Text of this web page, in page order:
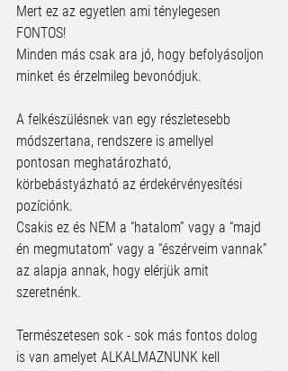
Mert ez az egyetlen ami ténylegesen
FONTOS!
Minden más csak ara jó, hogy befolyásoljon
minket és érzelmileg bevonódjuk.
A felkészülésnek van egy részletesebb
módszertana, rendszere is amellyel
pontosan meghatározható,
körbebástyázható az érdekérvényesítési
pozíciónk.
Csakis ez és NEM a “hatalom” vagy a “majd
én megmutatom” vagy a “észérveim vannak”
az alapja annak, hogy elérjük amit
szeretnénk.
Természetesen sok - sok más fontos dolog
is van amelyet ALKALMAZNUNK kell